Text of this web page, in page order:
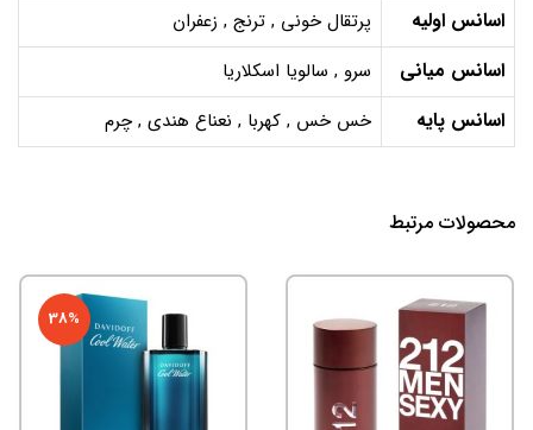
اسانس اولیه پرتقال خونی , ترنج , زعفران
اسانس میانی سرو , سالویا اسکلاریا
اسانس پایه خس خس , کهربا , نعناع هندی , چرم
محصولات مرتبط
38%